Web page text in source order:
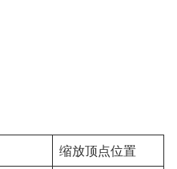
缩放顶点位置